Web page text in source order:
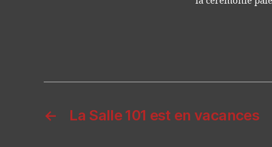
← La Salle 101 est en vacances